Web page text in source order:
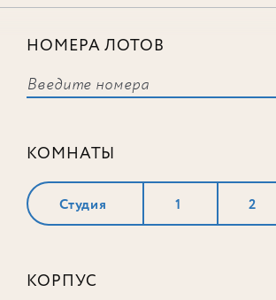
НОМЕРА ЛОТОВ
КОМНАТЫ
Студия 1 2
КОРПУС
соответствует ни